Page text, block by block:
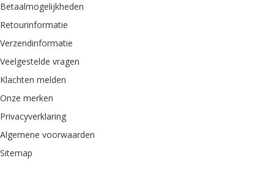
Betaalmogelijkheden
Retourinformatie
Verzendinformatie
Veelgestelde vragen
Klachten melden
Onze merken
Privacyverklaring
Algemene voorwaarden
Sitemap